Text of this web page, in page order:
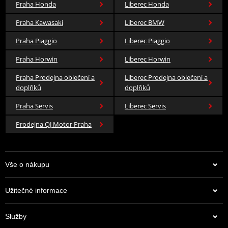
ZAUJAL VÁS TENTO ROADSTER?
Pro více informací nebo domluvení prohlídky kontaktujte
našeho specialistu:
Sebastian Jerie
K2 Moto Liberec
České mládeže 750/118
📞+420 731 653 306
✉️sebastian.jerie@k2moto.cz
Praha Honda
Liberec Honda
Praha Kawasaki
Liberec BMW
Praha Piaggio
Liberec Piaggio
Praha Horwin
Liberec Horwin
Praha Prodejna oblečení a
doplňků
Liberec Prodejna oblečení a
doplňků
Praha Servis
Liberec Servis
Prodejna QJ Motor Praha
Vše o nákupu
Užitečné informace
Služby